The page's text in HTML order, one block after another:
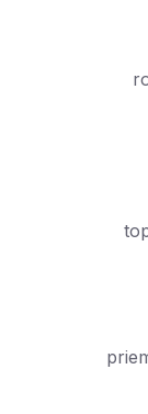
Máš za